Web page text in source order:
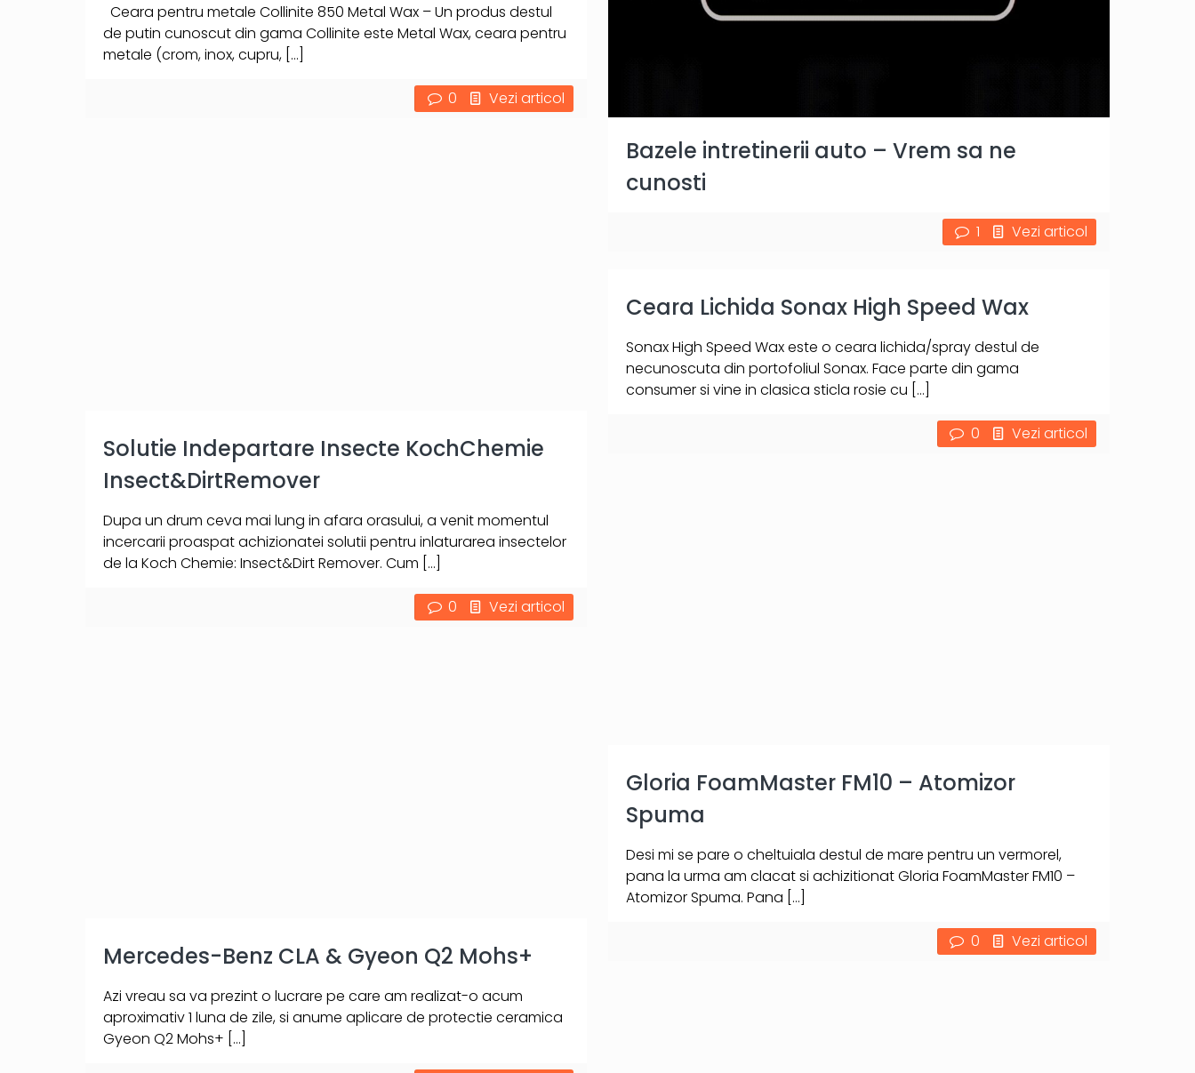
Bazele intretinerii auto – Vrem sa ne
cunosti
1 Vezi articol
Ceara pentru metale Collinite 850 Metal Wax – Un produs destul
de putin cunoscut din gama Collinite este Metal Wax, ceara pentru
metale (crom, inox, cupru,[…]
0 Vezi articol
Ceara Lichida Sonax High Speed Wax
Sonax High Speed Wax este o ceara lichida/spray destul de
necunoscuta din portofoliul Sonax. Face parte din gama
consumer si vine in clasica sticla rosie cu […]
0 Vezi articol
Solutie Indepartare Insecte KochChemie
Insect&DirtRemover
Dupa un drum ceva mai lung in afara orasului, a venit momentul
incercarii proaspat achizionatei solutii pentru inlaturarea insectelor
de la Koch Chemie: Insect&Dirt Remover. Cum […]
0 Vezi articol
Gloria FoamMaster FM10 – Atomizor
Spuma
Desi mi se pare o cheltuiala destul de mare pentru un vermorel,
pana la urma am clacat si achizitionat Gloria FoamMaster FM10 –
Atomizor Spuma. Pana […]
0 Vezi articol
Mercedes-Benz CLA & Gyeon Q2 Mohs+
Azi vreau sa va prezint o lucrare pe care am realizat-o acum
aproximativ 1 luna de zile, si anume aplicare de protectie ceramica
Gyeon Q2 Mohs+ […]